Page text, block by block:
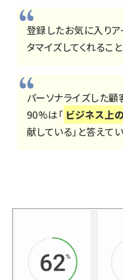
登録したお気に入り
タマイズしてくれるこ
パーソナライズした
90%は「 ビジネス上
献している」と答えて